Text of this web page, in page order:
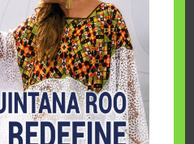
Wish México unieron
deseo de una …